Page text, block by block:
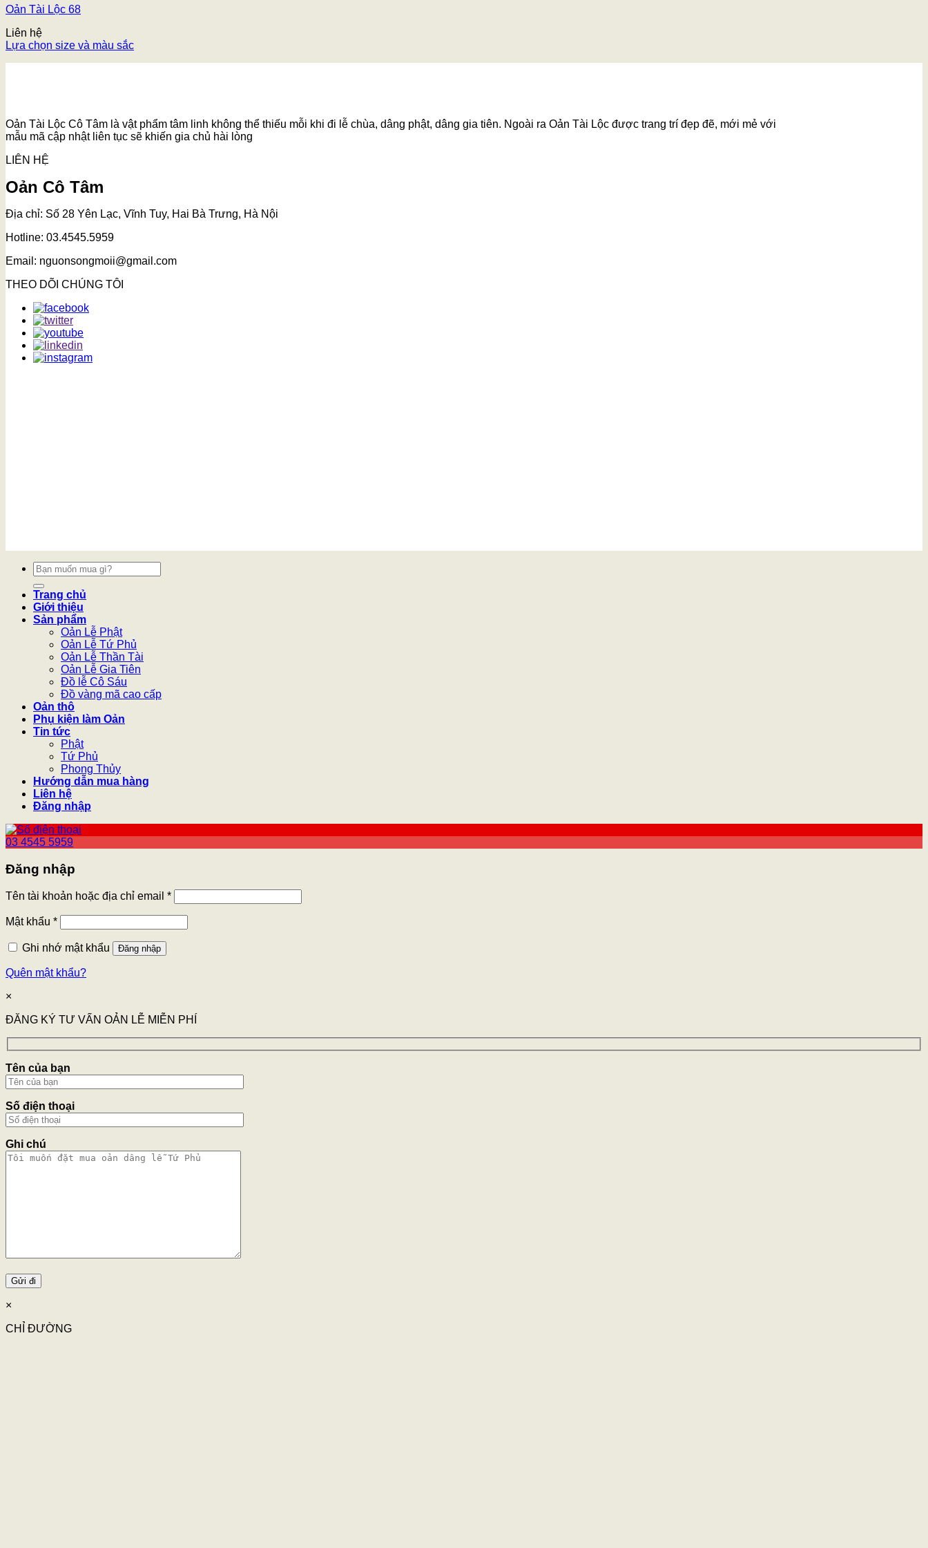
Oản Tài Lộc 68
Liên hệ
Lựa chọn size và màu sắc
Oản Tài Lộc Cô Tâm là vật phẩm tâm linh không thể thiếu mỗi khi đi lễ chùa, dâng phật, dâng gia tiên. Ngoài ra Oản Tài Lộc được trang trí đẹp đẽ, mới mẻ với
mẫu mã cập nhật liên tục sẽ khiến gia chủ hài lòng
LIÊN HỆ
Oản Cô Tâm
Địa chỉ: Số 28 Yên Lạc, Vĩnh Tuy, Hai Bà Trưng, Hà Nội
Hotline: 03.4545.5959
Email: nguonsongmoii@gmail.com
THEO DÕI CHÚNG TÔI
Tìm
kiếm:
Trang chủ
Giới thiệu
Sản phẩm
Oản Lễ Phật
Oản Lễ Tứ Phủ
Oản Lễ Thần Tài
Oản Lễ Gia Tiên
Đồ lễ Cô Sáu
Đồ vàng mã cao cấp
Oản thô
Phụ kiện làm Oản
Tin tức
Phật
Tứ Phủ
Phong Thủy
Hướng dẫn mua hàng
Liên hệ
Đăng nhập
03 4545 5959
Đăng nhập
Tên tài khoản hoặc địa chỉ email *
Mật khẩu *
Ghi nhớ mật khẩu Đăng nhập
Quên mật khẩu?
×
ĐĂNG KÝ TƯ VẤN OẢN LỄ MIỄN PHÍ
Tên của bạn
Số điện thoại
Ghi chú
×
CHỈ ĐƯỜNG